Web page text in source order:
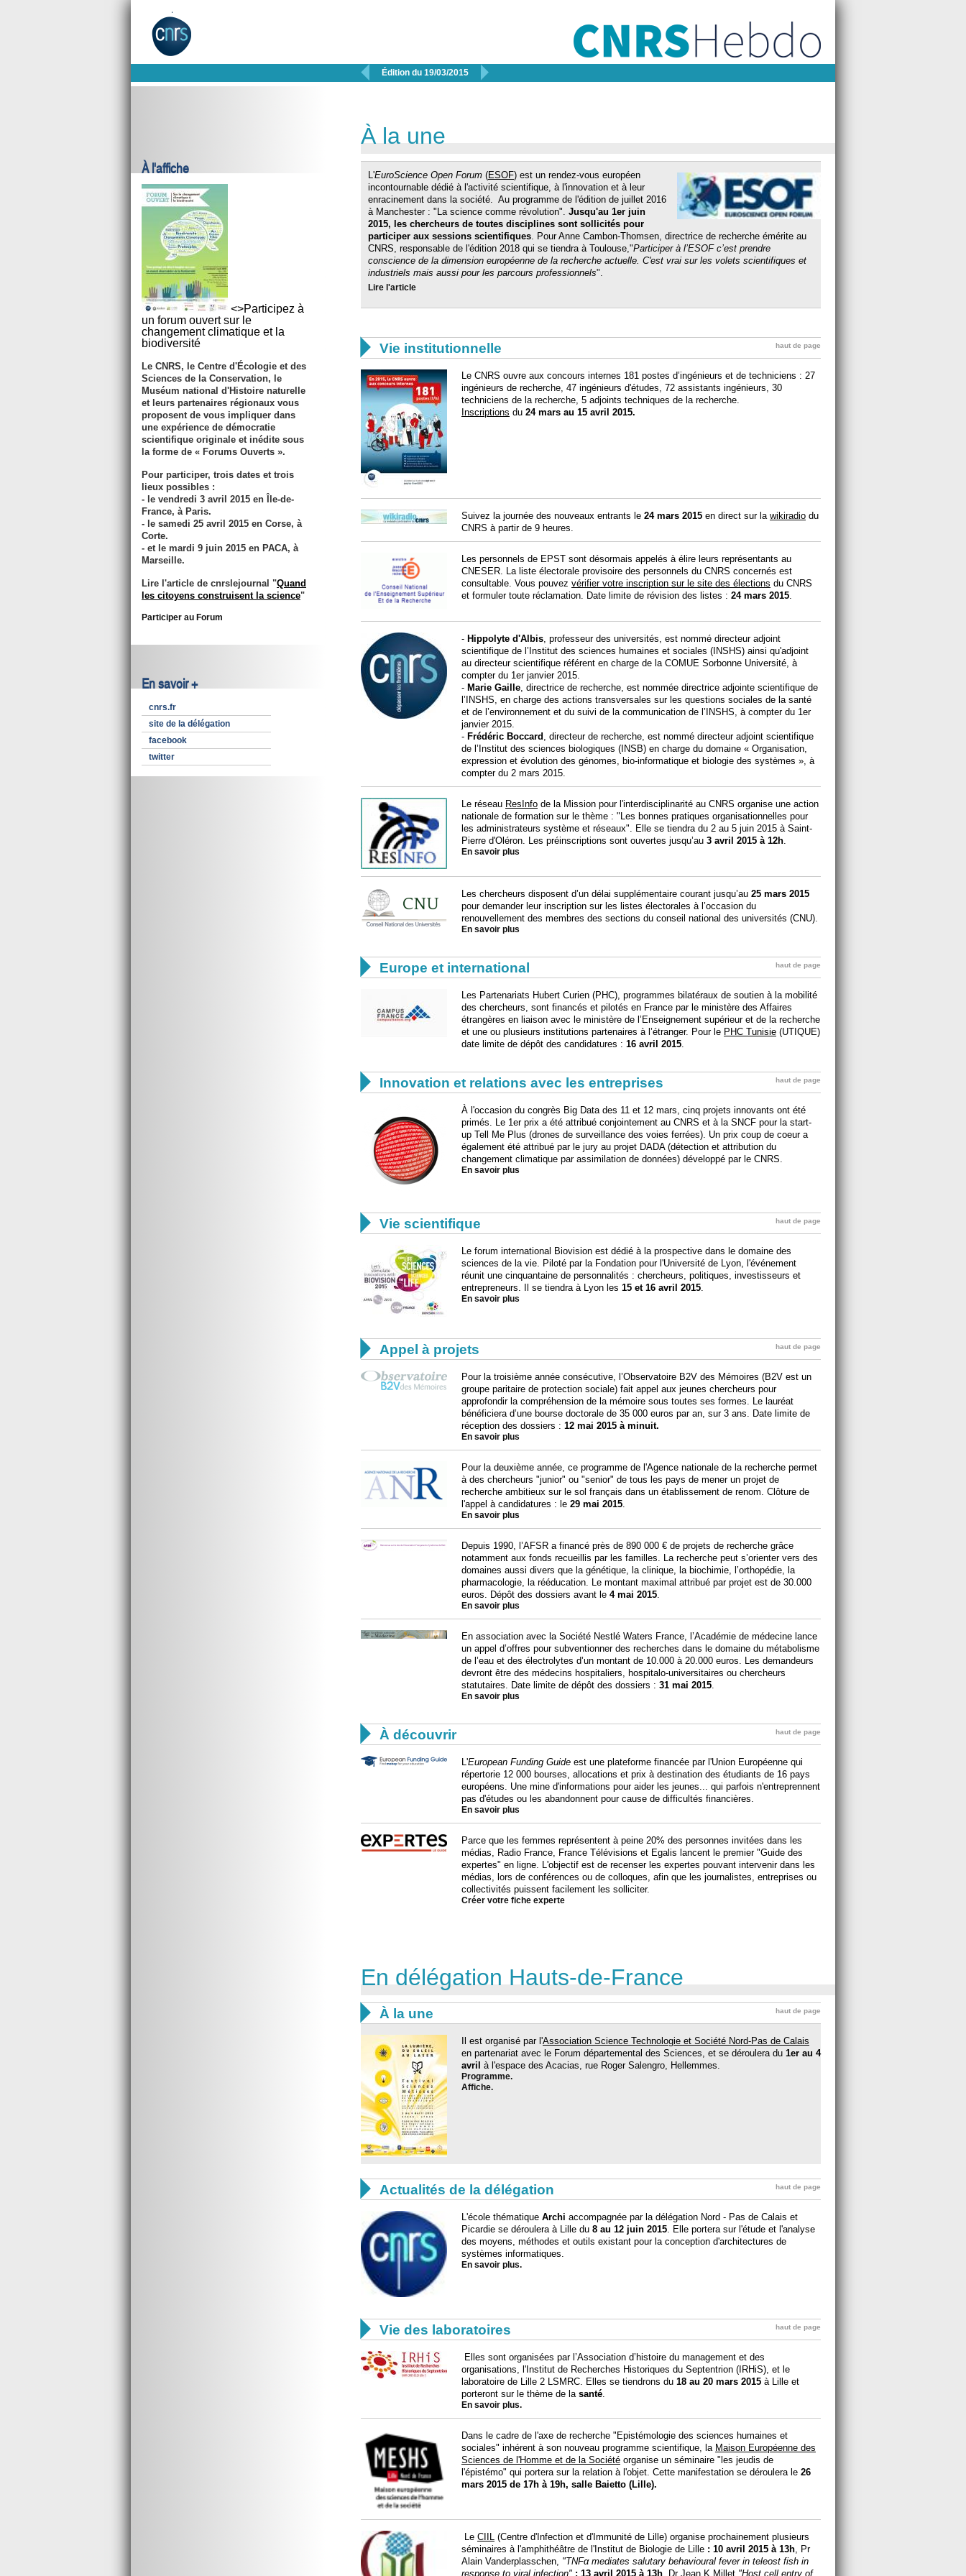
 Édition du 19/03/2015 
À l'affiche
<>Participez à
un forum ouvert sur le
changement climatique et la
biodiversité
Le CNRS, le Centre d'Écologie et des
Sciences de la Conservation, le
Muséum national d'Histoire naturelle
et leurs partenaires régionaux vous
proposent de vous impliquer dans
une expérience de démocratie
scientifique originale et inédite sous
la forme de « Forums Ouverts ».
Pour participer, trois dates et trois
lieux possibles :
- le vendredi 3 avril 2015 en Île-de-
France, à Paris.
- le samedi 25 avril 2015 en Corse, à
Corte.
- et le mardi 9 juin 2015 en PACA, à
Marseille.
Lire l'article de cnrslejournal "Quand
les citoyens construisent la science"
Participer au Forum
En savoir +
cnrs.fr
site de la délégation
facebook
twitter
À la une
L'EuroScience Open Forum (ESOF) est un rendez-vous européen
incontournable dédié à l'activité scientifique, à l'innovation et à leur
enracinement dans la société. Au programme de l'édition de juillet 2016
à Manchester : "La science comme révolution". Jusqu'au 1er juin
2015, les chercheurs de toutes disciplines sont sollicités pour
participer aux sessions scientifiques. Pour Anne Cambon-Thomsen, directrice de recherche émérite au
CNRS, responsable de l'édition 2018 qui se tiendra à Toulouse,"Participer à l’ESOF c’est prendre
conscience de la dimension européenne de la recherche actuelle. C'est vrai sur les volets scientifiques et
industriels mais aussi pour les parcours professionnels".
Lire l'article
 Vie institutionnelle haut de page
Le CNRS ouvre aux concours internes 181 postes d’ingénieurs et de techniciens : 27
ingénieurs de recherche, 47 ingénieurs d'études, 72 assistants ingénieurs, 30
techniciens de la recherche, 5 adjoints techniques de la recherche.
Inscriptions du 24 mars au 15 avril 2015.
Suivez la journée des nouveaux entrants le 24 mars 2015 en direct sur la wikiradio du
CNRS à partir de 9 heures.
Les personnels de EPST sont désormais appelés à élire leurs représentants au
CNESER. La liste électorale provisoire des personnels du CNRS concernés est
consultable. Vous pouvez vérifier votre inscription sur le site des élections du CNRS
et formuler toute réclamation. Date limite de révision des listes : 24 mars 2015.
- Hippolyte d'Albis, professeur des universités, est nommé directeur adjoint
scientifique de l’Institut des sciences humaines et sociales (INSHS) ainsi qu'adjoint
au directeur scientifique référent en charge de la COMUE Sorbonne Université, à
compter du 1er janvier 2015.
- Marie Gaille, directrice de recherche, est nommée directrice adjointe scientifique de
l’INSHS, en charge des actions transversales sur les questions sociales de la santé
et de l’environnement et du suivi de la communication de l’INSHS, à compter du 1er
janvier 2015.
- Frédéric Boccard , directeur de recherche, est nommé directeur adjoint scientifique
de l’Institut des sciences biologiques (INSB) en charge du domaine « Organisation,
expression et évolution des génomes, bio-informatique et biologie des systèmes », à
compter du 2 mars 2015.
Le réseau ResInfo de la Mission pour l'interdisciplinarité au CNRS organise une action
nationale de formation sur le thème : "Les bonnes pratiques organisationnelles pour
les administrateurs système et réseaux". Elle se tiendra du 2 au 5 juin 2015 à Saint-
Pierre d'Oléron. Les préinscriptions sont ouvertes jusqu’au 3 avril 2015 à 12h.
En savoir plus
Les chercheurs disposent d’un délai supplémentaire courant jusqu’au 25 mars 2015
pour demander leur inscription sur les listes électorales à l’occasion du
renouvellement des membres des sections du conseil national des universités (CNU).
En savoir plus
 Europe et international haut de page
Les Partenariats Hubert Curien (PHC), programmes bilatéraux de soutien à la mobilité
des chercheurs, sont financés et pilotés en France par le ministère des Affaires
étrangères en liaison avec le ministère de l’Enseignement supérieur et de la recherche
et une ou plusieurs institutions partenaires à l’étranger. Pour le PHC Tunisie (UTIQUE)
date limite de dépôt des candidatures : 16 avril 2015.
 Innovation et relations avec les entreprises haut de page
À l'occasion du congrès Big Data des 11 et 12 mars, cinq projets innovants ont été
primés. Le 1er prix a été attribué conjointement au CNRS et à la SNCF pour la start-
up Tell Me Plus (drones de surveillance des voies ferrées). Un prix coup de coeur a
également été attribué par le jury au projet DADA (détection et attribution du
changement climatique par assimilation de données) développé par le CNRS.
En savoir plus
 Vie scientifique haut de page
Le forum international Biovision est dédié à la prospective dans le domaine des
sciences de la vie. Piloté par la Fondation pour l'Université de Lyon, l'événement
réunit une cinquantaine de personnalités : chercheurs, politiques, investisseurs et
entrepreneurs. Il se tiendra à Lyon les 15 et 16 avril 2015.
En savoir plus
 Appel à projets haut de page
Pour la troisième année consécutive, l’Observatoire B2V des Mémoires (B2V est un
groupe paritaire de protection sociale) fait appel aux jeunes chercheurs pour
approfondir la compréhension de la mémoire sous toutes ses formes. Le lauréat
bénéficiera d’une bourse doctorale de 35 000 euros par an, sur 3 ans. Date limite de
réception des dossiers : 12 mai 2015 à minuit.
En savoir plus
Pour la deuxième année, ce programme de l'Agence nationale de la recherche permet
à des chercheurs "junior" ou "senior" de tous les pays de mener un projet de
recherche ambitieux sur le sol français dans un établissement de renom. Clôture de
l'appel à candidatures : le 29 mai 2015.
En savoir plus
Depuis 1990, l’AFSR a financé près de 890 000 € de projets de recherche grâce
notamment aux fonds recueillis par les familles. La recherche peut s’orienter vers des
domaines aussi divers que la génétique, la clinique, la biochimie, l’orthopédie, la
pharmacologie, la rééducation. Le montant maximal attribué par projet est de 30.000
euros. Dépôt des dossiers avant le 4 mai 2015.
En savoir plus
En association avec la Société Nestlé Waters France, l’Académie de médecine lance
un appel d’offres pour subventionner des recherches dans le domaine du métabolisme
de l’eau et des électrolytes d’un montant de 10.000 à 20.000 euros. Les demandeurs
devront être des médecins hospitaliers, hospitalo-universitaires ou chercheurs
statutaires. Date limite de dépôt des dossiers : 31 mai 2015.
En savoir plus
 À découvrir haut de page
L'European Funding Guide est une plateforme financée par l'Union Européenne qui
répertorie 12 000 bourses, allocations et prix à destination des étudiants de 16 pays
européens. Une mine d'informations pour aider les jeunes... qui parfois n'entreprennent
pas d'études ou les abandonnent pour cause de difficultés financières.
En savoir plus
Parce que les femmes représentent à peine 20% des personnes invitées dans les
médias, Radio France, France Télévisions et Egalis lancent le premier "Guide des
expertes" en ligne. L'objectif est de recenser les expertes pouvant intervenir dans les
médias, lors de conférences ou de colloques, afin que les journalistes, entreprises ou
collectivités puissent facilement les solliciter.
Créer votre fiche experte
En délégation Hauts-de-France
 À la une haut de page
Il est organisé par l'Association Science Technologie et Société Nord-Pas de Calais
en partenariat avec le Forum départemental des Sciences, et se déroulera du 1er au 4
avril à l'espace des Acacias, rue Roger Salengro, Hellemmes.
Programme.
Affiche.
 Actualités de la délégation haut de page
L'école thématique Archi accompagnée par la délégation Nord - Pas de Calais et
Picardie se déroulera à Lille du 8 au 12 juin 2015. Elle portera sur l'étude et l'analyse
des moyens, méthodes et outils existant pour la conception d'architectures de
systèmes informatiques.
En savoir plus.
 Vie des laboratoires haut de page
Elles sont organisées par l’Association d’histoire du management et des
organisations, l'Institut de Recherches Historiques du Septentrion (IRHiS), et le
laboratoire de Lille 2 LSMRC. Elles se tiendrons du 18 au 20 mars 2015 à Lille et
porteront sur le thème de la santé.
En savoir plus.
Dans le cadre de l'axe de recherche "Epistémologie des sciences humaines et
sociales" inhérent à son nouveau programme scientifique, la Maison Européenne des
Sciences de l'Homme et de la Société organise un séminaire "les jeudis de
l'épistémo" qui portera sur la relation à l'objet. Cette manifestation se déroulera le 26
mars 2015 de 17h à 19h, salle Baietto (Lille).
Le CIIL
(Centre d'Infection et d'Immunité de Lille) organise prochainement plusieurs
séminaires à l'amphithéâtre de l'Institut de Biologie de Lille : 10 avril 2015 à 13h , Pr
Alain Vanderplasschen, "TNFα mediates salutary behavioural fever in teleost fish in
response to viral infection" ; 13 avril 2015 à 13h , Dr Jean K Millet "Host cell entry of